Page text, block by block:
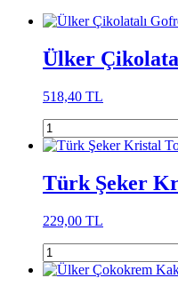
Ülker
518,40 TL
Türk Şeker
229,00 TL